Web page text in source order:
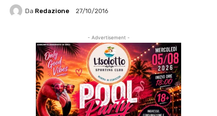
Da Redazione 27/10/2016
- Advertisement -